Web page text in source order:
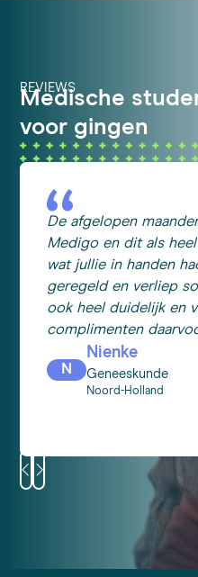
REVIEWS
Medische
voor gingen
De afgelopen
Medigo en dit als
wat jullie in handen
geregeld en verliep
ook heel duidelijk en
complimenten
N
Nienke
Geneeskunde
Noord-Holland